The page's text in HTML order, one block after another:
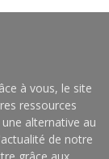
à vous, le site
ressources
alternative au
de notre